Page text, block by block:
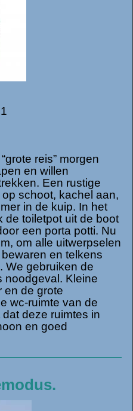
reis” morgen
en willen
Een rustige
schoot, kachel aan,
in de kuip. In het
de toiletpot uit de boot
een porta potti. Nu
om alle uitwerpselen
en telkens
We gebruiken de
noodgeval. Kleine
en de grote
wc-ruimte van de
deze ruimtes in
en goed